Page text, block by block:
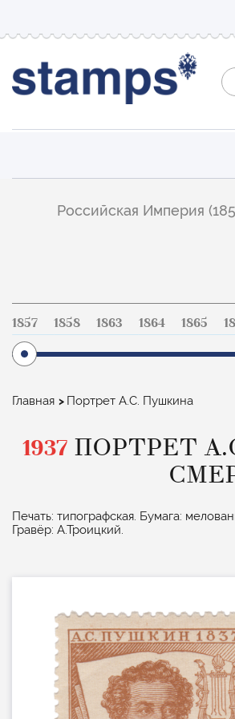
Российская Империя
1857 1858 1863 1864 1865
Строка
Главная Портрет А.С. Пушкина
1937 ПОРТРЕТ
Печать: типографская. Бумага:
Гравёр: А.Троицкий.